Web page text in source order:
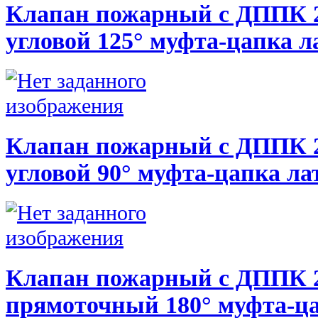
Клапан пожарный с ДППК
угловой 125° муфта-цапка
Клапан пожарный с ДППК
угловой 90° муфта-цапка
Клапан пожарный с ДППК
прямоточный 180° муфта-